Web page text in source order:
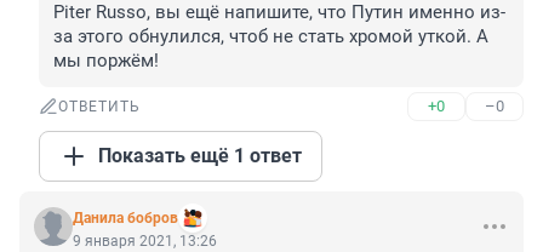
Piter Russo, вы ещё напишите, что Путин именно из-
за этого обнулился, чтоб не стать хромой уткой. А
мы поржём!
ОТВЕТИТЬ +0 –0
Показать ещё 1 ответ
Данила бобров
9 января 2021, 13:26